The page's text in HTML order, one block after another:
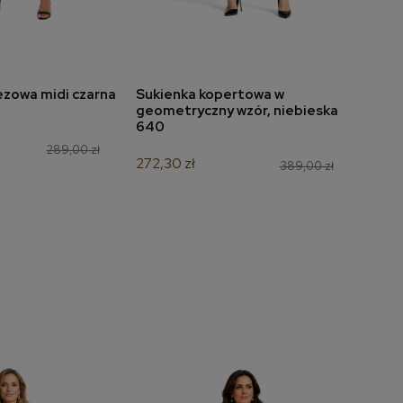
koszykamidi czarna
289,00 zł
dodaj do koszyka
Sukienka kopertowa w
geometryczny wzór, niebieska
640
389,00 zł
272,30 zł